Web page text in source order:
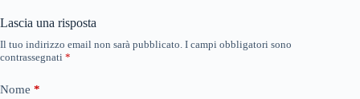
Lascia una risposta
Il tuo indirizzo email non sarà pubblicato. I campi obbligatori sono
contrassegnati *
Nome *